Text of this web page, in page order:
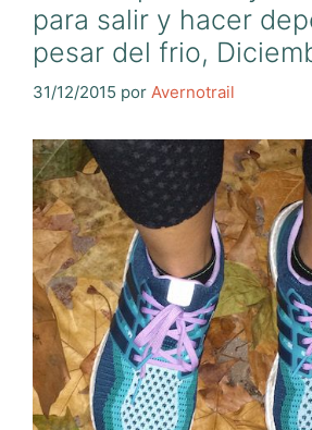
para salir y hacer
pesar del frio,
31/12/2015 por Avernotrail